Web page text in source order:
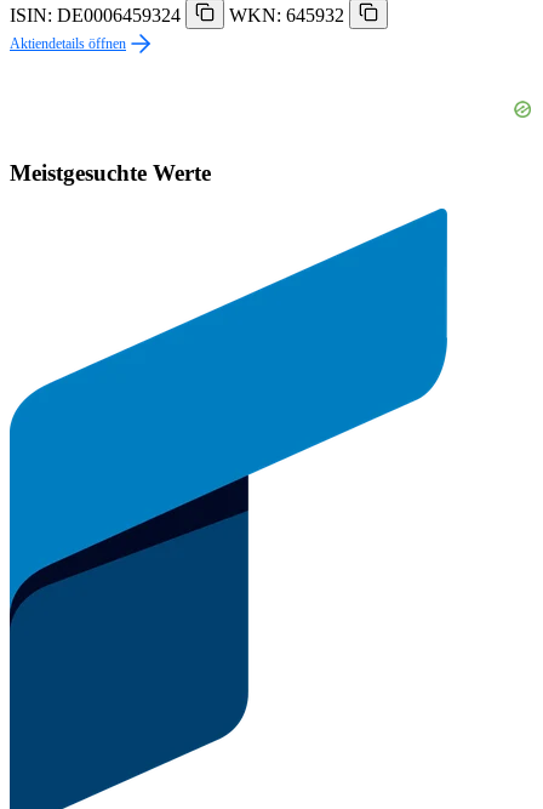
ISIN: DE0006459324
WKN: 645932
Aktiendetails öffnen
Meistgesuchte Werte